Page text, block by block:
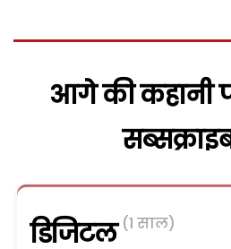
आगे की कहानी
डिजिटल (1 साल)